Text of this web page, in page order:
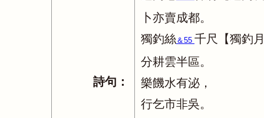
詩句：
卜亦賣成都。
獨釣絲 ＆55 千尺【獨釣
分耕雲半區。
樂饑水有泌，
行乞市非吳。